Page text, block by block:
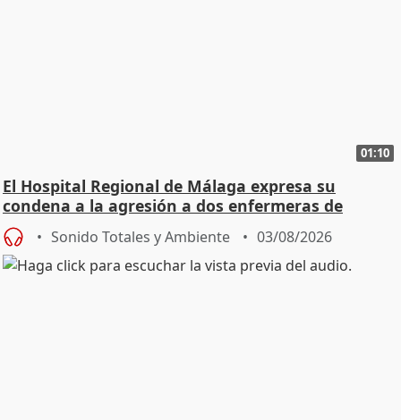
01:10
El Hospital Regional de Málaga expresa su
condena a la agresión a dos enfermeras de
Urgencias
Sonido Totales y Ambiente 03/08/2026